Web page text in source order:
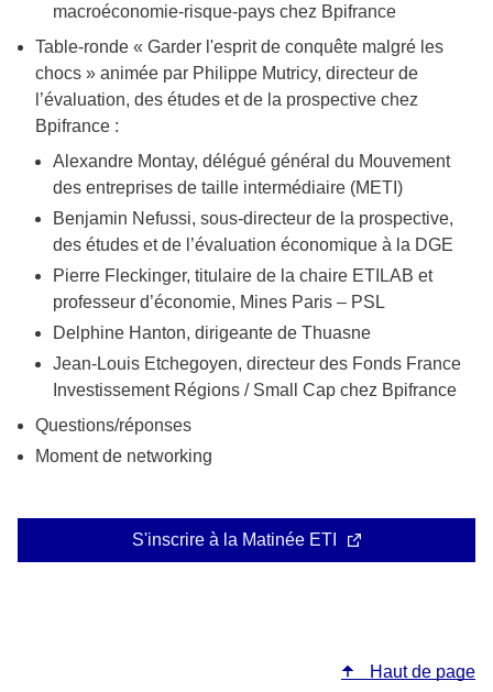
macroéconomie-risque-pays chez Bpifrance
Table-ronde « Garder l'esprit de conquête malgré les
chocs » animée par Philippe Mutricy, directeur de
l’évaluation, des études et de la prospective chez
Bpifrance :
Alexandre Montay, délégué général du Mouvement
des entreprises de taille intermédiaire (METI)
Benjamin Nefussi, sous-directeur de la prospective,
des études et de l’évaluation économique à la DGE
Pierre Fleckinger, titulaire de la chaire ETILAB et
professeur d’économie, Mines Paris – PSL
Delphine Hanton, dirigeante de Thuasne
Jean-Louis Etchegoyen, directeur des Fonds France
Investissement Régions / Small Cap chez Bpifrance
Questions/réponses
Moment de networking
S'inscrire à la Matinée ETI
Haut de page